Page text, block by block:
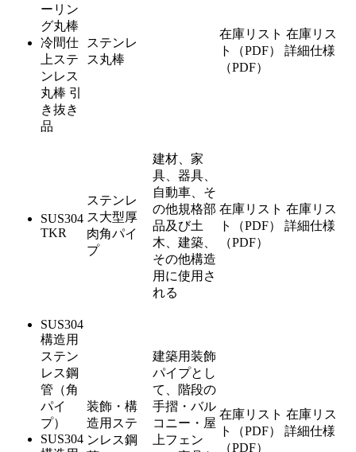
ーリン
グ丸棒
冷間仕
上ステ
ンレス
丸棒 引
き抜き
品
ステンレ
ス丸棒
在庫リスト 在庫リス
ト（PDF）
詳細仕様
（PDF）
SUS304
TKR
ステンレ
ス大型厚
肉角パイ
プ
建材、家
具、器具、
自動車、そ
の他規格部
品及び土
木、建築、
その他構造
用に使用さ
れる
在庫リスト 在庫リス
ト（PDF）
詳細仕様
（PDF）
SUS304
構造用
ステン
レス鋼
管（角
パイ
プ）
SUS304
装飾・構
造用ステ
ンレス鋼
建築用装飾
パイプとし
て、階段の
手摺・バル
コニー・屋
上フェン
在庫リスト 在庫リス
ト（PDF）
詳細仕様
（PDF）